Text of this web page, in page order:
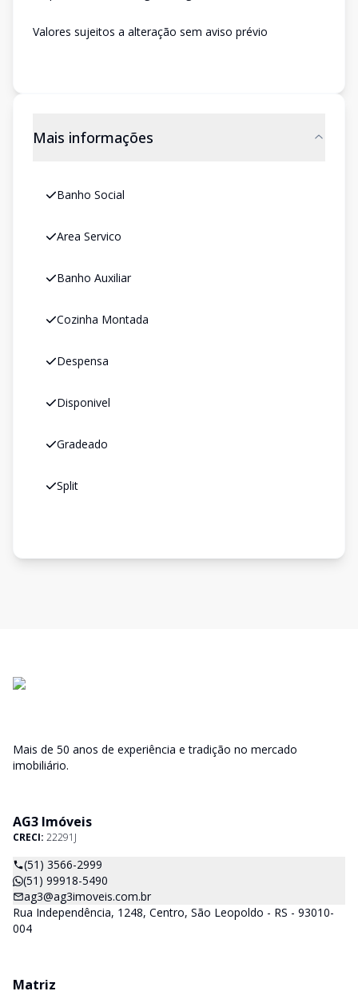
Valores sujeitos a alteração sem aviso prévio
Mais informações
Banho Social
Area Servico
Banho Auxiliar
Cozinha Montada
Despensa
Disponivel
Gradeado
Split
Mais de 50 anos de experiência e tradição no mercado
imobiliário.
AG3 Imóveis
CRECI: 22291J
(51) 3566-2999
(51) 99918-5490
ag3@ag3imoveis.com.br
Rua Independência, 1248, Centro, São Leopoldo - RS - 93010-
004
Matriz